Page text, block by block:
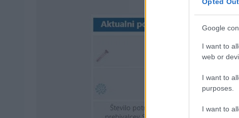
Google
I want to
web or
I want to
purposes.
I want to